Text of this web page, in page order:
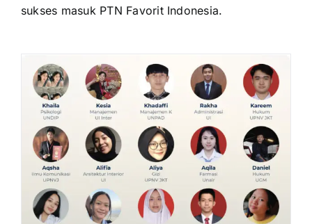
sukses masuk PTN Favorit Indonesia.